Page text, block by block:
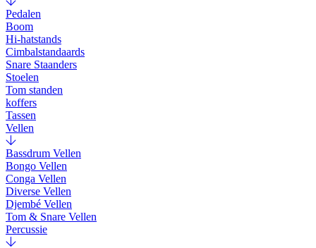
Pedalen
Boom
Hi-hatstands
Cimbalstandaards
Snare Staanders
Stoelen
Tom standen
koffers
Tassen
Vellen
Bassdrum Vellen
Bongo Vellen
Conga Vellen
Diverse Vellen
Djembé Vellen
Tom & Snare Vellen
Percussie